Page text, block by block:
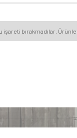
bırakmadılar.